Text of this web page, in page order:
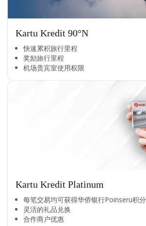
Kartu Kredit 90°N
快速累积旅行里程​
奖励旅行里程​
机场贵宾室使用权限​
Kartu Kredit Platinum
每笔交易均可获得华侨银行Poinseru积分​
灵活的礼品兑换​
合作商户优惠​